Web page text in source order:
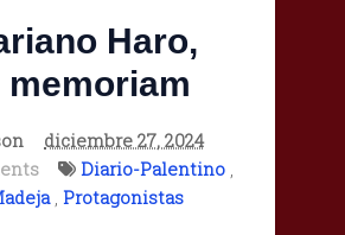
Haro,
memoriam
diciembre 27, 2024
Diario-Palentino,
, Protagonistas